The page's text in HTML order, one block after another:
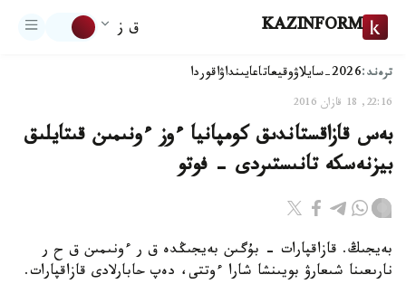
KAZINFORM ق ز
ترەند:2026-سايلاۋ وقيعاتاعايىنداۋاقوردا
22:16, 18 قازان 2016
بەس قازاقستاندىق كومپانيا ءوز ءونىمىن قىتايلىق
بيزنەسكە تانىستىردى - فوتو
بەيجىڭ. قازاقپارات - بۇگىن بەيجىڭدە ق ر ءونىمىن ق ح ر
نارىعىنا شىعارۋ بويىنشا شارا ءوتتى، دەپ حابارلادى قازاقپارات.